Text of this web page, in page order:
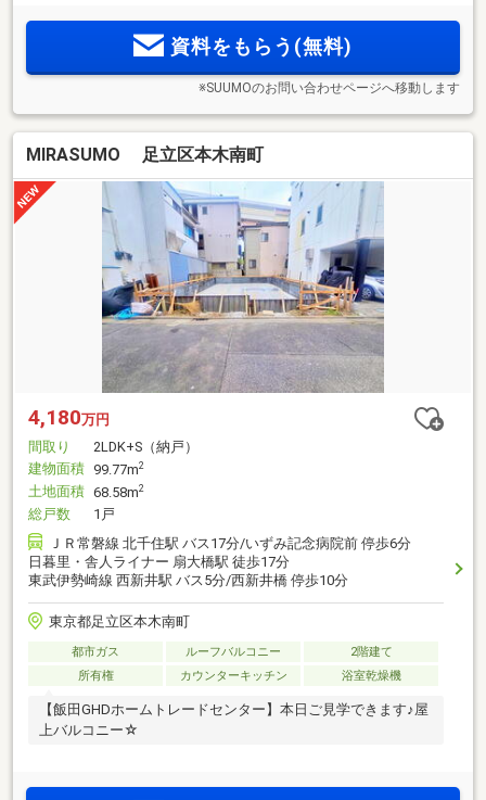
資料をもらう(無料)
※SUUMOのお問い合わせページへ移動します
MIRASUMO 足立区本木南町
4,180万円
間取り
2LDK+S（納戸）
建物面積 99.77m2
土地面積 68.58m2
総戸数
1戸
ＪＲ常磐線 北千住駅 バス17分/いずみ記念病院前 停歩6分
日暮里・舎人ライナー 扇大橋駅 徒歩17分
東武伊勢崎線 西新井駅 バス5分/西新井橋 停歩10分
東京都足立区本木南町
都市ガス ルーフバルコニー
2階建て
所有権
カウンターキッチン 浴室乾燥機
【飯田GHDホームトレードセンター】本日ご見学できます♪屋
上バルコニー☆